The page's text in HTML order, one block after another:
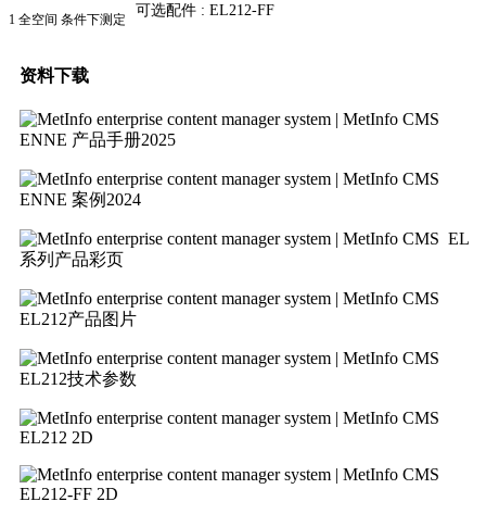
可选配件 : EL212-FF
1 全空间 条件下测定
资料下载
ENNE 产品手册2025
ENNE 案例2024
EL
系列产品彩页
EL212产品图片
EL212技术参数
EL212 2D
EL212-FF 2D